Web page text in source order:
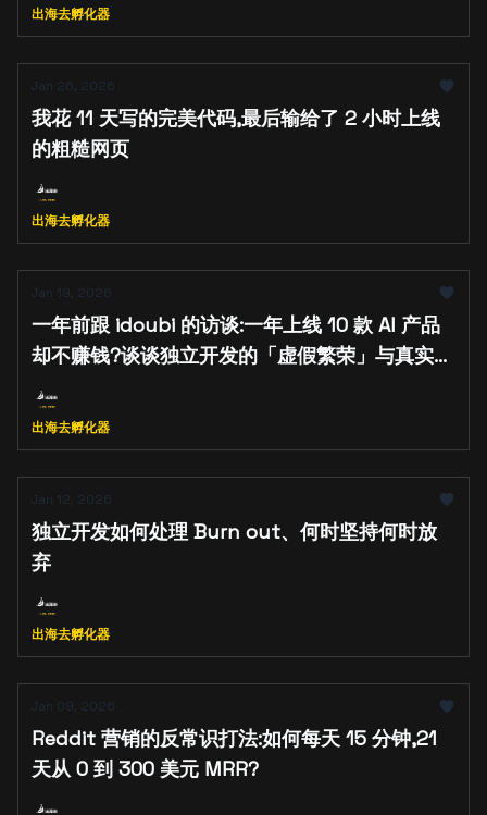
出海去孵化器
Jan 26, 2026
我花 11 天写的完美代码,最后输给了 2 小时上线
的粗糙网页
出海去孵化器
Jan 19, 2026
一年前跟 idoubi 的访谈:一年上线 10 款 AI 产品
却不赚钱?谈谈独立开发的「虚假繁荣」与真实自
救
出海去孵化器
Jan 12, 2026
独立开发如何处理 Burn out、何时坚持何时放
弃
出海去孵化器
Jan 09, 2026
Reddit 营销的反常识打法:如何每天 15 分钟,21
天从 0 到 300 美元 MRR?